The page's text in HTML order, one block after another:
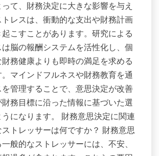
て、財務決定に大きな影響を与え
トレスは、衝動的な支出や財務計画
こすことがあります。研究による
脳の報酬システムを活性化し、個
務健康よりも即時の満足を求める
マインドフルネスや財務教育を通
を管理することで、意思決定が改善
務目標に沿った情報に基づいた選
になります。 財務意思決定に関連
トレッサーは何ですか？ 財務意思
般的なストレッサーには、不安、